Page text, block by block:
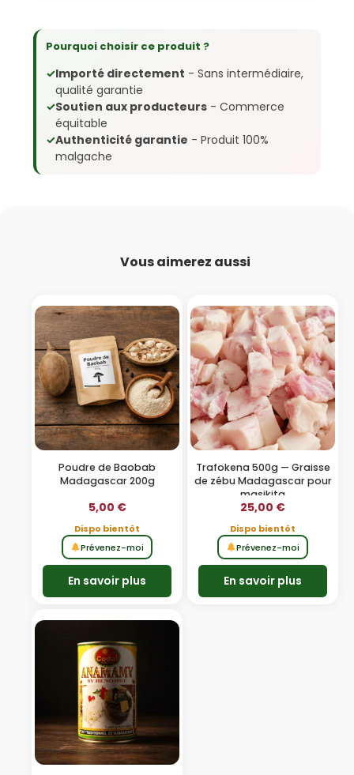
Pourquoi choisir ce produit ?
✓Importé directement - Sans intermédiaire,
qualité garantie
✓Soutien aux producteurs - Commerce
équitable
✓Authenticité garantie - Produit 100%
malgache
Vous aimerez aussi
Poudre de Baobab
Madagascar 200g
5,00 €
Dispo bientôt
Prévenez-moi
En savoir plus
Trafokena 500g — Graisse
de zébu Madagascar pour
masikita
25,00 €
Dispo bientôt
Prévenez-moi
En savoir plus